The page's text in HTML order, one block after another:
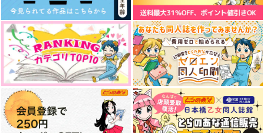
くにちょぎつめ！
ONE CHANCE!
専売 707円（税込）
刀剣乱舞
山姥切国広×山姥切長義
山姥切劇場 極
C.latte
472円（税込）
刀剣乱舞
山姥切国広×山姥切長義
恋と呪いは紙一重！？
あめだまファクトリ
ー
550
刀剣乱舞
山姥切国広×山姥切長義